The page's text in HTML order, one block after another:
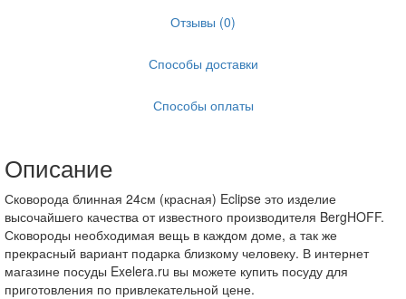
Отзывы (0)
Способы доставки
Способы оплаты
Описание
Сковорода блинная 24см (красная) Eclipse это изделие
высочайшего качества от известного производителя BergHOFF.
Сковороды необходимая вещь в каждом доме, а так же
прекрасный вариант подарка близкому человеку. В интернет
магазине посуды Exelera.ru вы можете купить посуду для
приготовления по привлекательной цене.